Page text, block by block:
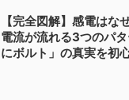
【完全図解】感電はな
電流が流れる3つのパ
にボルト」の真実を初